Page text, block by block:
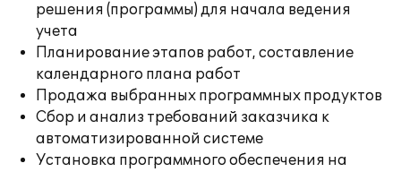
решения (программы) для начала ведения
учета
Планирование этапов работ, составление
календарного плана работ
Продажа выбранных программных продуктов
Сбор и анализ требований заказчика к
автоматизированной системе
Установка программного обеспечения на